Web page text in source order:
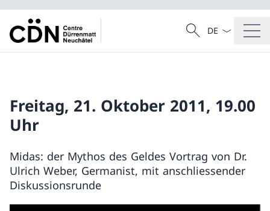
Suche
Suche
Sprach
Freitag, 21. Oktober 2011, 19.00
Uhr
Midas: der Mythos des Geldes Vortrag von Dr.
Ulrich Weber, Germanist, mit anschliessender
Diskussionsrunde